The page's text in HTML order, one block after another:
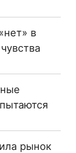
в
рынок